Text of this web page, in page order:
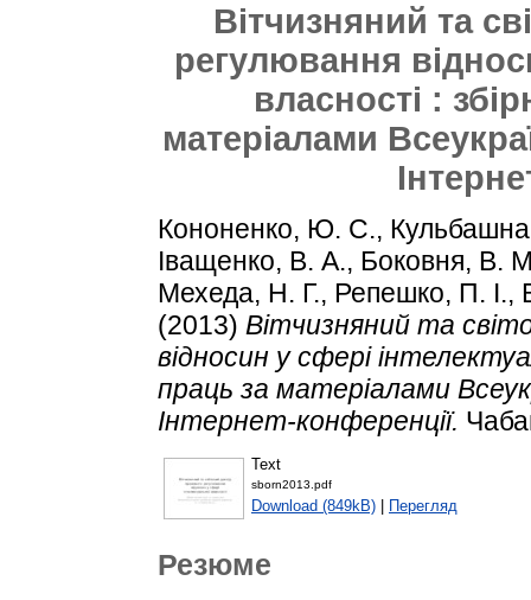
Вітчизняний та
регулювання
власності :
матеріалами
Кононенко, Ю. С.,
Іващенко, В. А., Боковня, В.
Мехеда, Н. Г., Репешко, П. І.,
(2013) Вітчизняний та
відносин у сфері
праць за матеріалами
Інтернет-конференції.
Text
sborn2013.pdf
Download (849kB) Перегляд
Резюме